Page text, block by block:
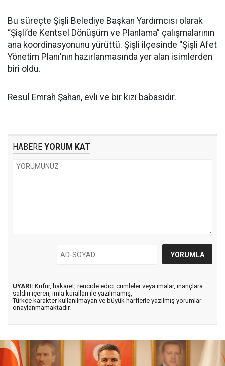
Bu süreçte Şişli Belediye Başkan Yardımcısı olarak
“Şişli’de Kentsel Dönüşüm ve Planlama” çalışmalarının
ana koordinasyonunu yürüttü. Şişli ilçesinde “Şişli Afet
Yönetim Planı'nın hazırlanmasında yer alan isimlerden
biri oldu.
Resul Emrah Şahan, evli ve bir kızı babasıdır.
HABERE YORUM KAT
UYARI: Küfür, hakaret, rencide edici cümleler veya imalar, inançlara
saldırı içeren, imla kuralları ile yazılmamış,
Türkçe karakter kullanılmayan ve büyük harflerle yazılmış yorumlar
onaylanmamaktadır.